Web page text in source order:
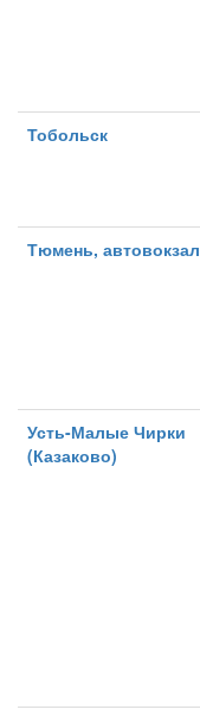
Тобольск
Тюмень, автовокзал
Усть-Малые Чирки
(Казаково)